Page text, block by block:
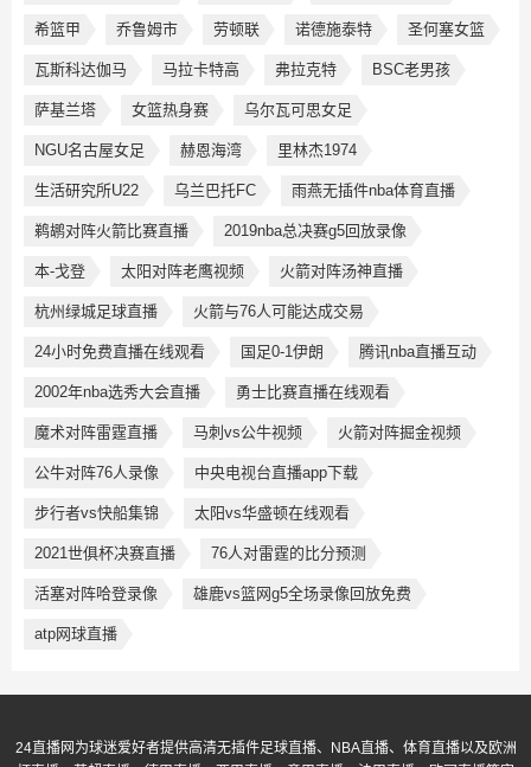
希篮甲 乔鲁姆市 劳顿联 诺德施泰特 圣何塞女篮
瓦斯科达伽马 马拉卡特高 弗拉克特 BSC老男孩
萨基兰塔 女篮热身赛 乌尔瓦可思女足
NGU名古屋女足 赫恩海湾 里林杰1974
生活研究所U22 乌兰巴托FC 雨燕无插件nba体育直播
鹈鹕对阵火箭比赛直播 2019nba总决赛g5回放录像
本-戈登 太阳对阵老鹰视频 火箭对阵汤神直播
杭州绿城足球直播 火箭与76人可能达成交易
24小时免费直播在线观看 国足0-1伊朗 腾讯nba直播互动
2002年nba选秀大会直播 勇士比赛直播在线观看
魔术对阵雷霆直播 马刺vs公牛视频 火箭对阵掘金视频
公牛对阵76人录像 中央电视台直播app下载
步行者vs快船集锦 太阳vs华盛顿在线观看
2021世俱杯决赛直播 76人对雷霆的比分预测
活塞对阵哈登录像 雄鹿vs篮网g5全场录像回放免费
atp网球直播
24直播网为球迷爱好者提供高清无插件足球直播、NBA直播、体育直播以及欧洲